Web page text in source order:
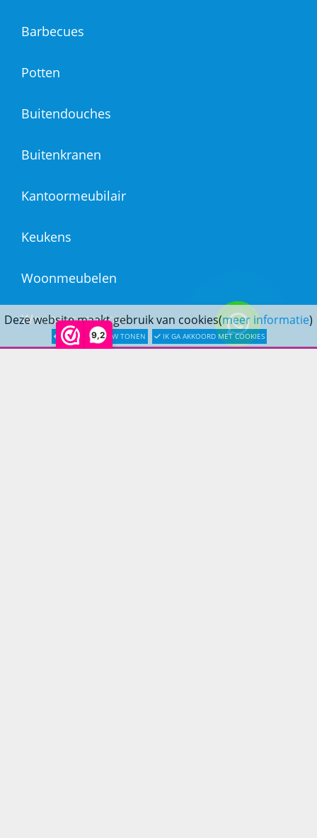
9,2
Deze website maakt gebruik van cookies(meer informatie)
LATER OPNIEUW TONEN IK GA AKKOORD MET COOKIES
Barbecues
Potten
Buitendouches
Buitenkranen
Kantoormeubilair
Keukens
Woonmeubelen
Woonaccessoires